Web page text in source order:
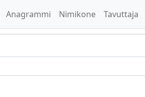
Anagrammi Nimikone Tavuttaja